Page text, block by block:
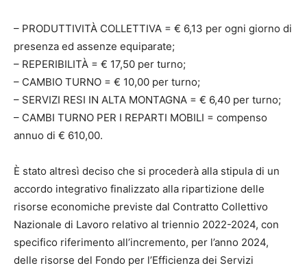
– PRODUTTIVITÀ COLLETTIVA = € 6,13 per ogni giorno di
presenza ed assenze equiparate;
– REPERIBILITÀ = € 17,50 per turno;
– CAMBIO TURNO = € 10,00 per turno;
– SERVIZI RESI IN ALTA MONTAGNA = € 6,40 per turno;
– CAMBI TURNO PER I REPARTI MOBILI = compenso
annuo di € 610,00.
È stato altresì deciso che si procederà alla stipula di un
accordo integrativo finalizzato alla ripartizione delle
risorse economiche previste dal Contratto Collettivo
Nazionale di Lavoro relativo al triennio 2022-2024, con
specifico riferimento all’incremento, per l’anno 2024,
delle risorse del Fondo per l’Efficienza dei Servizi